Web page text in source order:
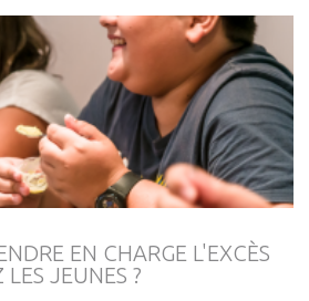
EN CHARGE L'EXCÈS
JEUNES ?